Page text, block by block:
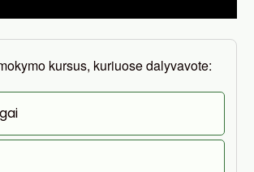
kursus, kuriuose dalyvavote: